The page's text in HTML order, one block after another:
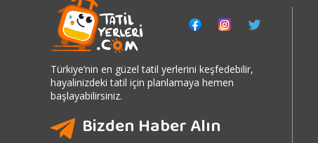
Türkiye’nin en güzel tatil yerlerini keşfedebilir,
hayalinizdeki tatil için planlamaya hemen
başlayabilirsiniz.
Bizden Haber Alın